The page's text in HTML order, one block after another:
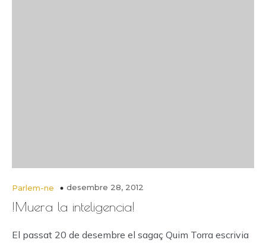
Parlem-ne desembre 28, 2012
!Muera la inteligencia!
El passat 20 de desembre el sagaç Quim Torra escrivia